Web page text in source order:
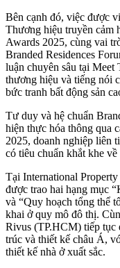
Bên cạnh đó, việc được
Thương hiệu truyền cảm
Awards 2025, cùng vai
Branded Residences
luận chuyên sâu tại Meet
thương hiệu và tiếng nói
bức tranh bất động sản
Tư duy và hệ chuẩn
hiện thực hóa thông qua
2025, doanh nghiệp liên
có tiêu chuẩn khắt khe
Tại International
được trao hai hạng mục
và “Quy hoạch tổng thể
khai ở quy mô đô thị.
Rivus (TP.HCM) tiếp tục
trúc và thiết kế châu Á,
thiết kế nhà ở xuất sắc.